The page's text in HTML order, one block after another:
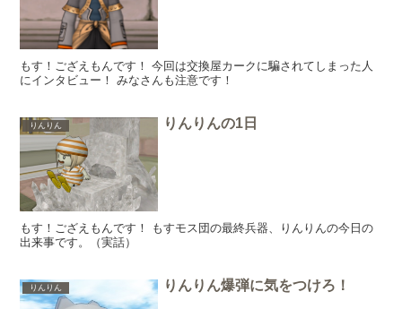
もす！ござえもんです！ 今回は交換屋カークに騙されてしまった人
にインタビュー！ みなさんも注意です！
りんりん りんりんの1日
もす！ござえもんです！ もすモス団の最終兵器、りんりんの今日の
出来事です。（実話）
りんりん りんりん爆弾に気をつけろ！